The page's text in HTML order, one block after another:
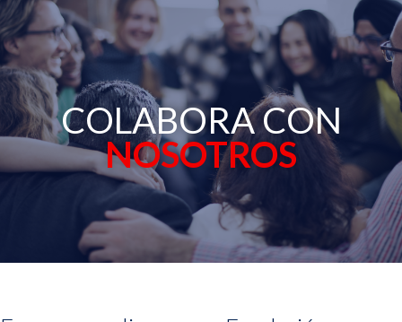
COLABORA CON
NOSOTROS